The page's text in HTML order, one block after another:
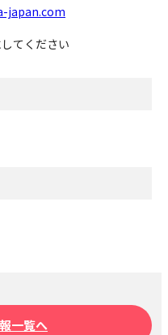
japan.com
てください
一覧へ